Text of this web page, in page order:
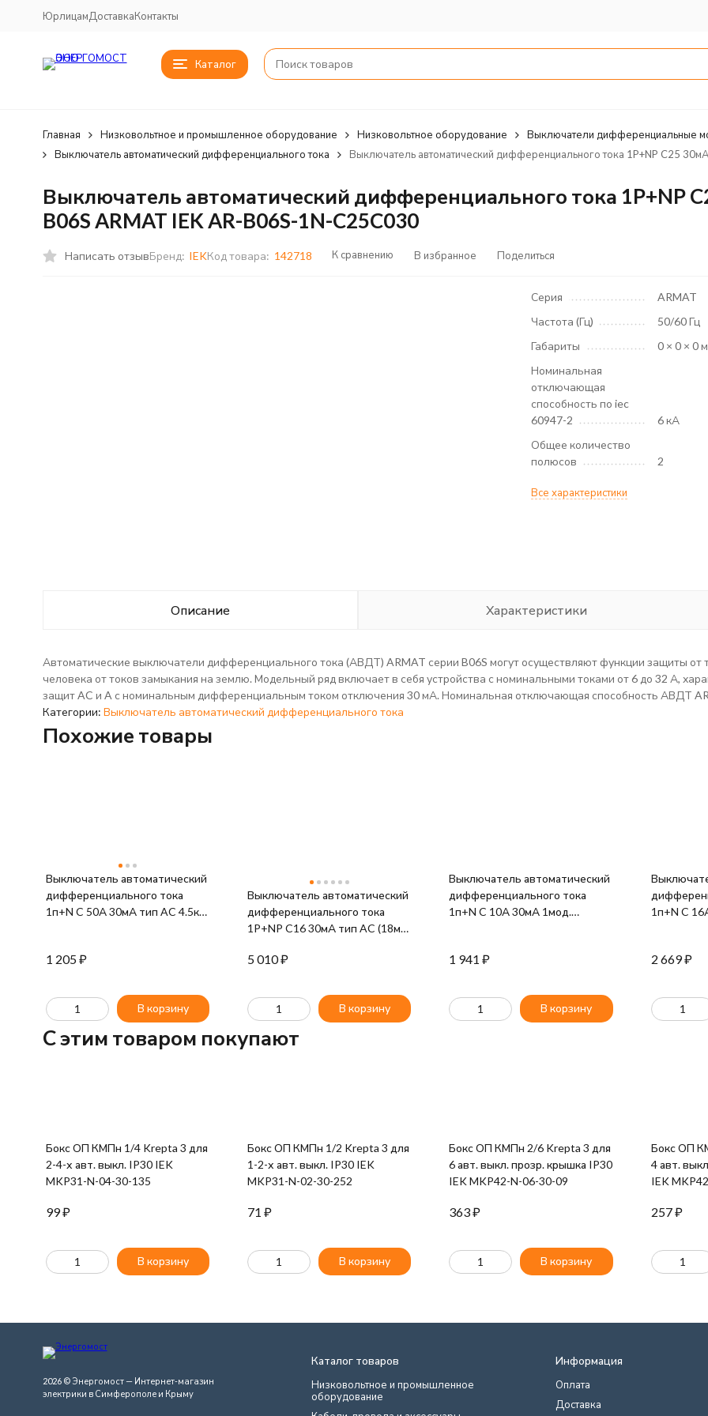
ЮрлицамДоставкаКонтакты
Каталог
Главная Низковольтное и промышленное оборудование Низковольтное оборудование
Выключатели дифференциальные
Выключатель автоматический дифференциального тока
Выключатель автоматический дифференциального тока 1P+NP C25
Выключатель автоматический дифференциального тока 1P+NP
B06S ARMAT IEK AR-B06S-1N-C25C030
Написать отзывБренд: IEKКод товара: 142718 К сравнению В избранное Поделиться
Серия
ARMAT
Частота (Гц)
50/60 Гц
Габариты
0 × 0 × 0 м
Номинальная
отключающая
способность по iec
60947-2
6 кА
Общее количество
полюсов
2
Все характеристики
Описание Характеристики
Автоматические выключатели дифференциального тока (АВДТ) ARMAT серии B06S могут осуществляют функции защиты от
человека от токов замыкания на землю. Модельный ряд включает в себя устройства с номинальными токами от 6 до 32 А,
защит AC и A с номинальным дифференциальным током отключения 30 мА. Номинальная отключающая способность АВДТ
Категории: Выключатель автоматический дифференциального тока
Похожие товары
Выключатель автоматический
дифференциального тока
1п+N C 50А 30мА тип AC 4.5кА
1 205₽
В корзину
Выключатель автоматический
дифференциального тока
1P+NP C16 30мА тип AC (18мм)
B06S-1N-C16C030
5 010₽
В корзину
Выключатель автоматический
дифференциального тока
1п+N C 10А 30мА 1мод.
1 941 ₽
В корзину
1п+N C
2 669₽
C этим товаром покупают
Бокс ОП КМПн 1/4 Krepta 3 для
2-4-х авт. выкл. IP30 IEK
MKP31-N-04-30-135
99₽
В корзину
Бокс ОП КМПн 1/2 Krepta 3 для
1-2-х авт. выкл. IP30 IEK
MKP31-N-02-30-252
71 ₽
В корзину
Бокс ОП КМПн 2/6 Krepta 3 для
6 авт. выкл. прозр. крышка IP30
IEK MKP42-N-06-30-09
363₽
В корзину
Бокс ОП КМПн 2/4
4 авт.
IEK
257₽
2026 © Энергомост — Интернет-магазин
электрики в Симферополе и Крыму
Каталог товаров
Низковольтное и промышленное
оборудование
Информация
Оплата
Доставка